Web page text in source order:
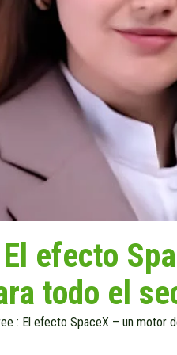
efecto
todo el